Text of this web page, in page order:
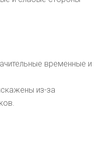
временные и
из-за